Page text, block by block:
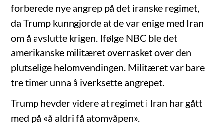
forberede nye angrep på det iranske regimet,
da Trump kunngjorde at de var enige med Iran
om å avslutte krigen. Ifølge NBC ble det
amerikanske militæret overrasket over den
plutselige helomvendingen. Militæret var bare
tre timer unna å iverksette angrepet.
Trump hevder videre at regimet i Iran har gått
med på «å aldri få atomvåpen».